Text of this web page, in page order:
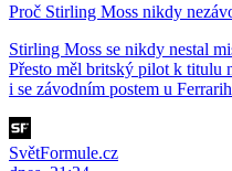
Proč Stirling Moss nikdy
Stirling Moss se nikdy nestal
Přesto měl britský pilot k titulu
i se závodním postem u
SvětFormule.cz